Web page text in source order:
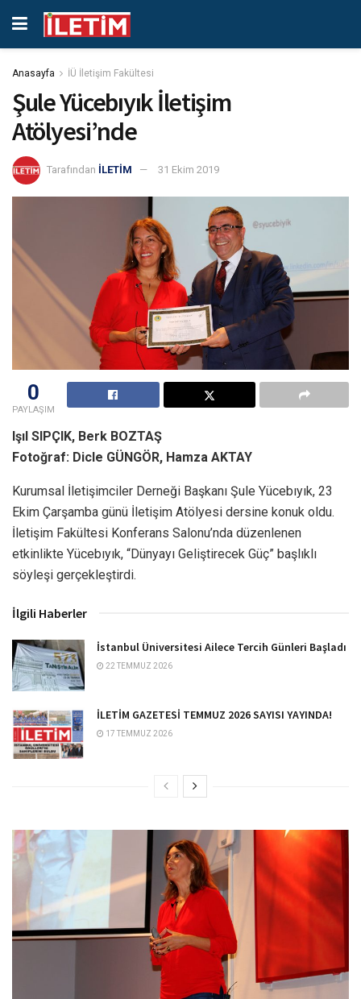
Anasayfa İÜ İletişim Fakültesi
Şule Yücebıyık İletişim
Atölyesi’nde
Tarafından İLETİM 31 Ekim 2019
0
PAYLAŞIM
Işıl SIPÇIK, Berk BOZTAŞ
Fotoğraf: Dicle GÜNGÖR, Hamza AKTAY
Kurumsal İletişimciler Derneği Başkanı Şule Yücebıyık, 23
Ekim Çarşamba günü İletişim Atölyesi dersine konuk oldu.
İletişim Fakültesi Konferans Salonu’nda düzenlenen
etkinlikte Yücebıyık, “Dünyayı Geliştirecek Güç” başlıklı
söyleşi gerçekleştirdi.
İlgili Haberler
İstanbul Üniversitesi Ailece Tercih Günleri Başladı
22 TEMMUZ 2026
İLETİM GAZETESİ TEMMUZ 2026 SAYISI YAYINDA!
17 TEMMUZ 2026